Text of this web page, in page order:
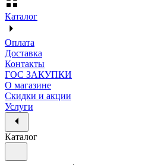
Каталог
Оплата
Доставка
Контакты
ГОС ЗАКУПКИ
О магазине
Скидки и акции
Услуги
Каталог